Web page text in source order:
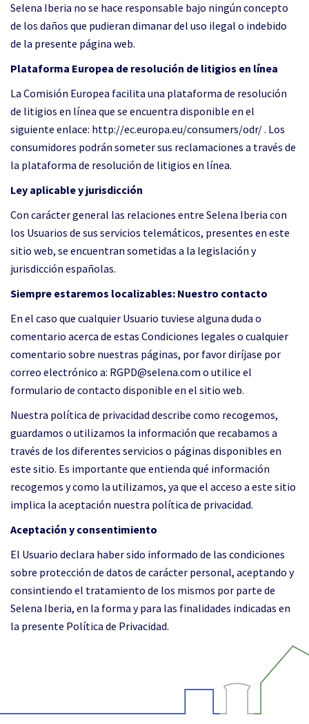
Selena Iberia no se hace responsable bajo ningún concepto
de los daños que pudieran dimanar del uso ilegal o indebido
de la presente página web.
Plataforma Europea de resolución de litigios en línea
La Comisión Europea facilita una plataforma de resolución
de litigios en línea que se encuentra disponible en el
siguiente enlace: http://ec.europa.eu/consumers/odr/ . Los
consumidores podrán someter sus reclamaciones a través de
la plataforma de resolución de litigios en línea.
Ley aplicable y jurisdicción
Con carácter general las relaciones entre Selena Iberia con
los Usuarios de sus servicios telemáticos, presentes en este
sitio web, se encuentran sometidas a la legislación y
jurisdicción españolas.
Siempre estaremos localizables: Nuestro contacto
En el caso que cualquier Usuario tuviese alguna duda o
comentario acerca de estas Condiciones legales o cualquier
comentario sobre nuestras páginas, por favor diríjase por
correo electrónico a: RGPD@selena.com o utilice el
formulario de contacto disponible en el sitio web.
Nuestra política de privacidad describe como recogemos,
guardamos o utilizamos la información que recabamos a
través de los diferentes servicios o páginas disponibles en
este sitio. Es importante que entienda qué información
recogemos y como la utilizamos, ya que el acceso a este sitio
implica la aceptación nuestra política de privacidad.
Aceptación y consentimiento
El Usuario declara haber sido informado de las condiciones
sobre protección de datos de carácter personal, aceptando y
consintiendo el tratamiento de los mismos por parte de
Selena Iberia, en la forma y para las finalidades indicadas en
la presente Política de Privacidad.